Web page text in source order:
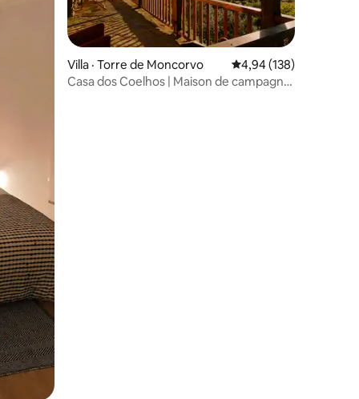
Villa · Torre de Moncorvo Note moyenne de
4,94 (138)
Casa dos Coelhos | Maison de campagne